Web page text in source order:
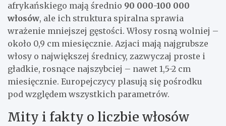
afrykańskiego mają średnio 90 000-100 000
włosów, ale ich struktura spiralna sprawia
wrażenie mniejszej gęstości. Włosy rosną wolniej –
około 0,9 cm miesięcznie. Azjaci mają najgrubsze
włosy o największej średnicy, zazwyczaj proste i
gładkie, rosnące najszybciej – nawet 1,5-2 cm
miesięcznie. Europejczycy plasują się pośrodku
pod względem wszystkich parametrów.
Mity i fakty o liczbie włosów